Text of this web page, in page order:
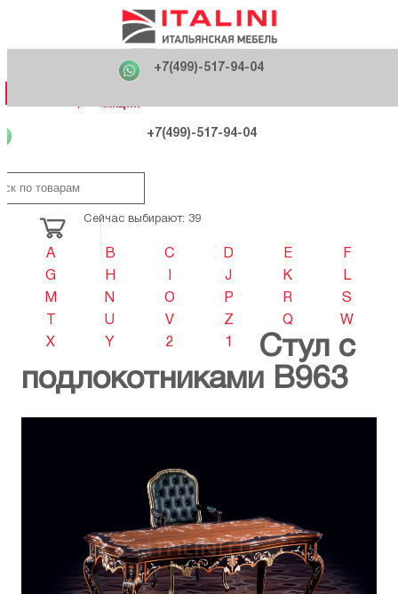
+7(499)-517-94-04
Фабрики
Распродажа
Как купить
О компании
Акция
+7(499)-517-94-04
121170 , г. Москва,
ул. Кутузовский проспект, д. 36 стр.3
+7(499)-517-94-04
Сейчас выбирают: 39
A B C D E
F
G
H J K
L
M
N O P R
S
U V Z Q
W
X
Y 2 1
Стул с
подлокотниками B963